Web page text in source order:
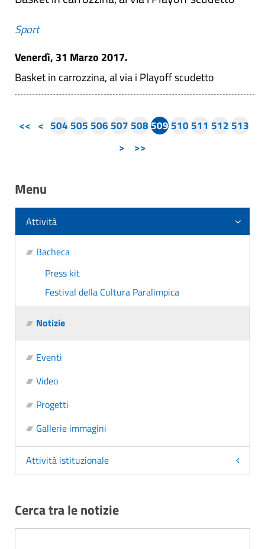
Sport
Venerdì, 31 Marzo 2017.
Basket in carrozzina, al via i Playoff scudetto
<< < 504 505 506 507 508509 510 511 512 513
>
>>
Menu
Attività
Bacheca
Press kit
Festival della Cultura Paralimpica
Notizie
Eventi
Video
Progetti
Gallerie immagini
Attività istituzionale
Cerca tra le notizie